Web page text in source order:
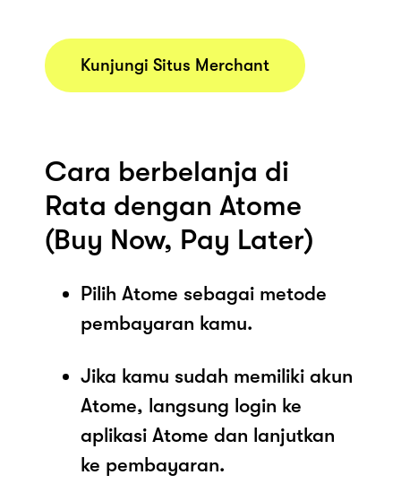
Kunjungi Situs Merchant
Cara berbelanja di
Rata dengan Atome
(Buy Now, Pay Later)
Pilih Atome sebagai metode
pembayaran kamu.
Jika kamu sudah memiliki akun
Atome, langsung login ke
aplikasi Atome dan lanjutkan
ke pembayaran.